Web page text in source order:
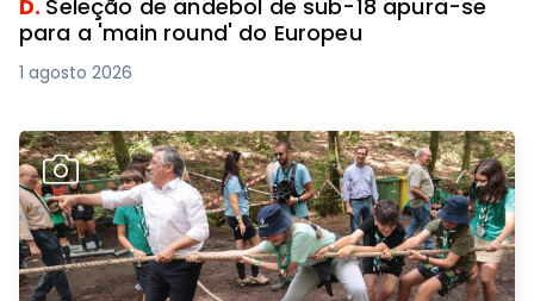
D. Seleção de andebol de sub-18 apura-se
para a 'main round' do Europeu
1 agosto 2026